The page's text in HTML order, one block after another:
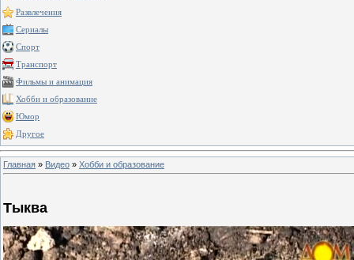
Развлечения
Сериалы
Спорт
Транспорт
Фильмы и анимация
Хобби и образование
Юмор
Другое
Главная » Видео » Хобби и образование
Тыква